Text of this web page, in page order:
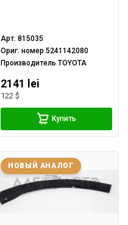
Арт.815035
Ориг. номер5241142080
ПроизводительTOYOTA
2141 lei
122 $
Купить
НОВЫЙ АНАЛОГ